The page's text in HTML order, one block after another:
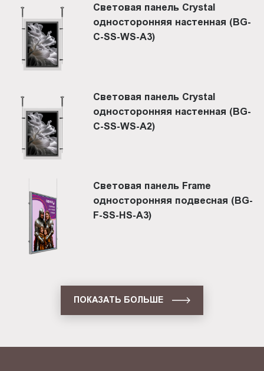
Световая панель Crystal
односторонняя настенная (BG-
C-SS-WS-A3)
Световая панель Crystal
односторонняя настенная (BG-
C-SS-WS-A2)
Световая панель Frame
односторонняя подвесная (BG-
F-SS-HS-A3)
ПОКАЗАТЬ БОЛЬШЕ